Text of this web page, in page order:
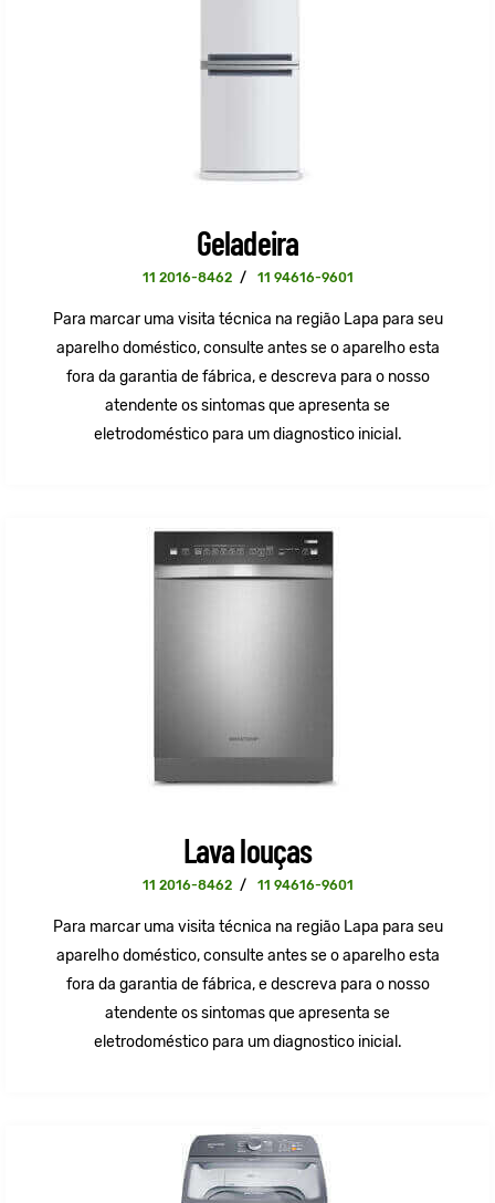
Geladeira
11 2016-8462 / 11 94616-9601
Para marcar uma visita técnica na região Lapa para seu
aparelho doméstico, consulte antes se o aparelho esta
fora da garantia de fábrica, e descreva para o nosso
atendente os sintomas que apresenta se
eletrodoméstico para um diagnostico inicial.
Lava louças
11 2016-8462 / 11 94616-9601
Para marcar uma visita técnica na região Lapa para seu
aparelho doméstico, consulte antes se o aparelho esta
fora da garantia de fábrica, e descreva para o nosso
atendente os sintomas que apresenta se
eletrodoméstico para um diagnostico inicial.